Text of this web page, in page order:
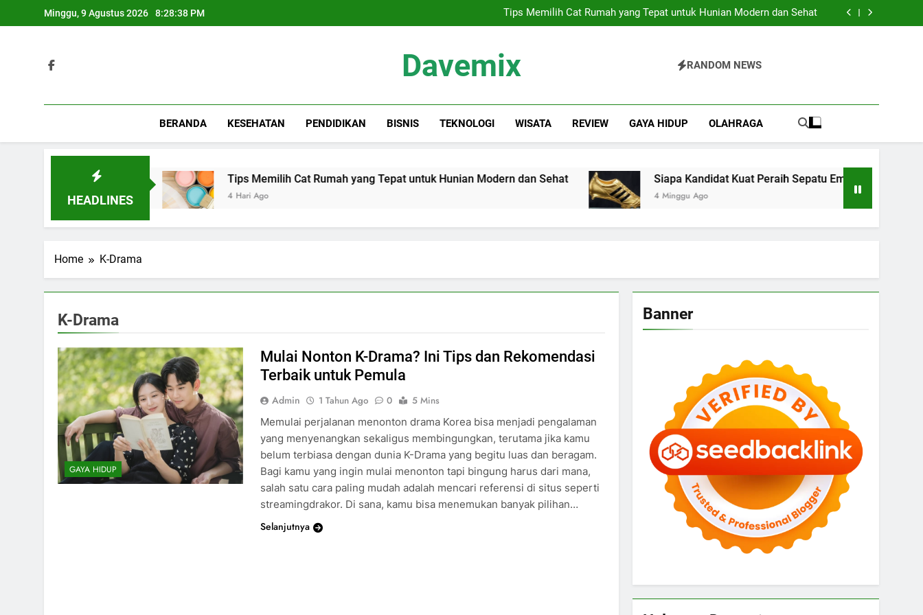
to
Minggu, 9 Agustus 2026 8:28:38 PM
Tips Memilih Cat Rumah yang Tepat untuk Hunian Modern dan Sehat
Siapa Kandidat Kuat Peraih Sepatu Emas Piala Dunia 2026?
Tips Memilih Cat Rumah yang Tepat untuk Hunian Modern dan Sehat
Siapa Kandidat Kuat Peraih Sepatu Emas Piala Dunia 2026?
Davemix RANDOM NEWS
BERANDA KESEHATAN PENDIDIKAN BISNIS TEKNOLOGI WISATA REVIEW GAYA HIDUP OLAHRAGA
HEADLINES
Acara Spesial Tips Memilih Cat Rumah yang Tepat untuk Hunian Modern dan Sehat
4 Hari Ago
Siapa Kandidat Kuat Peraih Sepatu Emas Piala Dunia
4 Minggu Ago
Home K-Drama
K-Drama
GAYA HIDUP
Mulai Nonton K-Drama? Ini Tips dan Rekomendasi
Terbaik untuk Pemula
Admin 1 Tahun Ago 0
5 Mins
Memulai perjalanan menonton drama Korea bisa menjadi pengalaman
yang menyenangkan sekaligus membingungkan, terutama jika kamu
belum terbiasa dengan dunia K-Drama yang begitu luas dan beragam.
Bagi kamu yang ingin mulai menonton tapi bingung harus dari mana,
salah satu cara paling mudah adalah mencari referensi di situs seperti
streamingdrakor. Di sana, kamu bisa menemukan banyak pilihan…
Selanjutnya
Banner